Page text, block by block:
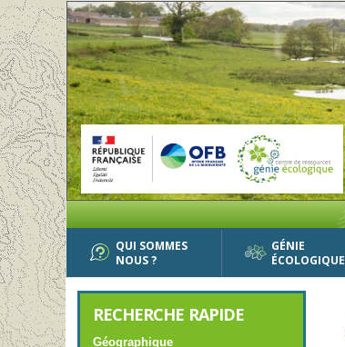
Aller
au
contenu
principal
QUI SOMMES
NOUS ?
GÉNIE
ÉCOLOGIQUE
RECHERCHE RAPIDE
Géographique